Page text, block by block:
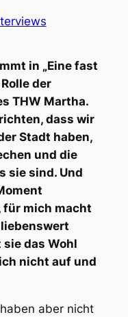
in „Eine fast
der
THW Martha.
dass wir
Stadt haben,
und die
sie sind. Und
mich macht
das Wohl
nicht auf und
aber nicht